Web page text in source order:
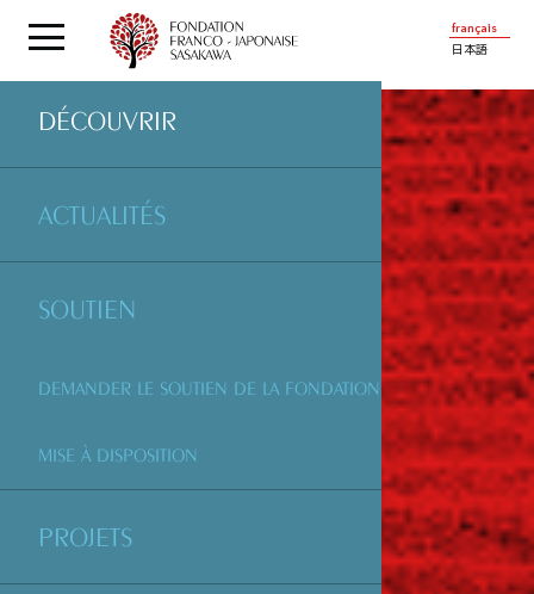
français
日本語
DÉCOUVRIR
ACTUALITÉS
SOUTIEN
DEMANDER LE SOUTIEN DE LA FONDATION
MISE À DISPOSITION
PROJETS